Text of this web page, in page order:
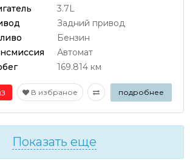
3.7L
Задний привод
Бензин
Автомат
169.814 км
В избраное подробнее
Показать еще